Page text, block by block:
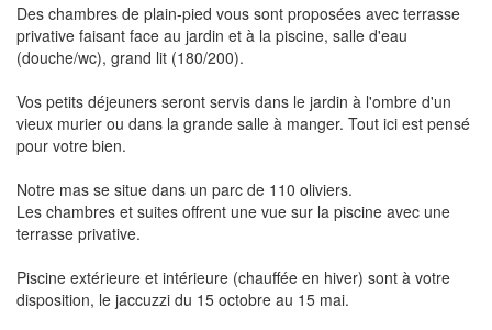
Des chambres de plain-pied vous sont proposées avec terrasse
privative faisant face au jardin et à la piscine, salle d'eau
(douche/wc), grand lit (180/200).
Vos petits déjeuners seront servis dans le jardin à l'ombre d'un
vieux murier ou dans la grande salle à manger. Tout ici est pensé
pour votre bien.
Notre mas se situe dans un parc de 110 oliviers.
Les chambres et suites offrent une vue sur la piscine avec une
terrasse privative.
Piscine extérieure et intérieure (chauffée en hiver) sont à votre
disposition, le jaccuzzi du 15 octobre au 15 mai.